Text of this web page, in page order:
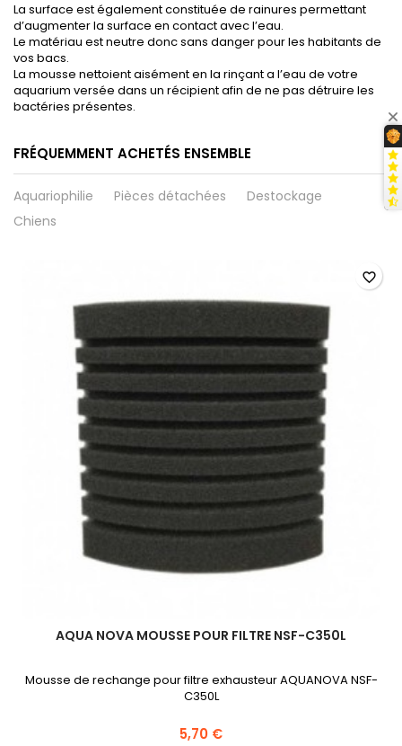
La surface est également constituée de rainures permettant
d’augmenter la surface en contact avec l’eau.
Le matériau est neutre donc sans danger pour les habitants de
vos bacs.
La mousse nettoient aisément en la rinçant a l’eau de votre
aquarium versée dans un récipient afin de ne pas détruire les
bactéries présentes.
FRÉQUEMMENT ACHETÉS ENSEMBLE
Aquariophilie Pièces détachées
Destockage
Chiens
AQUA NOVA MOUSSE POUR FILTRE NSF-C350L
Mousse de rechange pour filtre exhausteur AQUANOVA NSF-
C350L
5,70 €
favorite_border